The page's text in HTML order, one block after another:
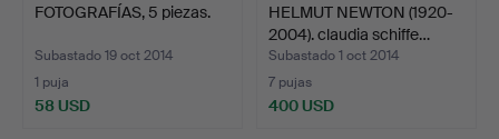
FOTOGRAFÍAS, 5 piezas.
Subastado 19 oct 2014
1 puja
58 USD
HELMUT NEWTON (1920-
2004). claudia schiffe…
Subastado 1 oct 2014
7 pujas
400 USD